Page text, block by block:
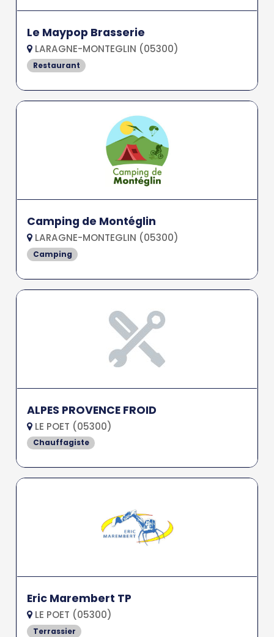
Le Maypop Brasserie
LARAGNE-MONTEGLIN (05300)
Restaurant
Camping de Montéglin
LARAGNE-MONTEGLIN (05300)
Camping
ALPES PROVENCE FROID
LE POET (05300)
Chauffagiste
Eric Marembert TP
LE POET (05300)
Terrassier